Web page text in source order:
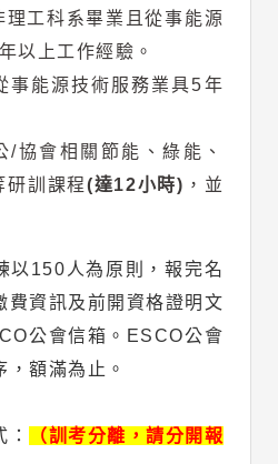
理工科系畢業且從事能源
以上工作經驗。
事能源技術服務業具5年
/協會相關節能、綠能、
研訓課程(達12小時) ，並
以150人為原則，報完名
費資訊及前開資格證明文
公會信箱。ESCO公會
額滿為止。
（訓考分離，請分開報